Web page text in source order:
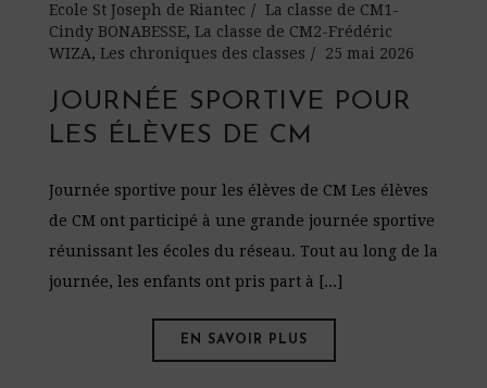
Ecole St Joseph de Riantec
La classe de CM1-
Cindy BONABESSE, La classe de CM2-Frédéric
WIZA, Les chroniques des classes 25 mai 2026
JOURNÉE SPORTIVE POUR
LES ÉLÈVES DE CM
Journée sportive pour les élèves de CM Les élèves
de CM ont participé à une grande journée sportive
réunissant les écoles du réseau. Tout au long de la
journée, les enfants ont pris part à [...]
EN SAVOIR PLUS